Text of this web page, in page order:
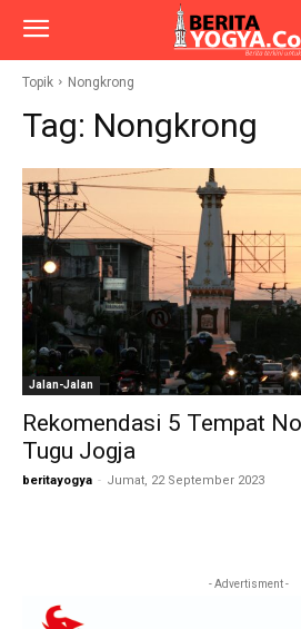
Topik Nongkrong
Tag: Nongkrong
Jalan-Jalan
Rekomendasi 5 Tempat
Tugu Jogja
beritayogya - Jumat, 22 September 2023
- Advertisment -